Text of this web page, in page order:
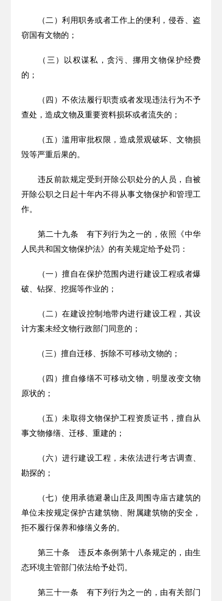
（二）利用职务或者工作上的便利，侵吞、盗
窃国有文物的；
（三）以权谋私，贪污、挪用文物保护经费
的；
（四）不依法履行职责或者发现违法行为不予
查处，造成文物及重要资料损坏或者流失的；
（五）滥用审批权限，造成景观破坏、文物损
毁等严重后果的。
违反前款规定受到开除公职处分的人员，自被
开除公职之日起十年内不得从事文物保护和管理工
作。
第二十九条 有下列行为之一的，依照《中华
人民共和国文物保护法》的有关规定给予处罚 ：
（一）擅自在保护范围内进行建设工程或者爆
破、钻探、挖掘等作业的；
（二）在建设控制地带内进行建设工程，其设
计方案未经文物行政部门同意的；
（三）擅自迁移、拆除不可移动文物的；
（四）擅自修缮不可移动文物，明显改变文物
原状的；
（五）未取得文物保护工程资质证书，擅自从
事文物修缮、迁移、 重建的；
（六）进行建设工程，未依法进行考古调查、
勘探的；
（七）使用承德避暑山庄及周围寺庙古建筑的
单位未按规定保护古建筑物、附属建筑物的安全，
拒不履行保养和修缮义务的。
第三十条 违反本条例 第十八条规定的，由生
态环境主管部门依法给予处罚。
第三十一条 有下列行为之一的，由有关部门